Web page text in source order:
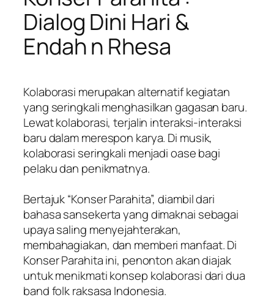
Dialog Dini Hari &
Endah n Rhesa
Kolaborasi merupakan alternatif kegiatan
yang seringkali menghasilkan gagasan baru.
Lewat kolaborasi, terjalin interaksi-interaksi
baru dalam merespon karya. Di musik,
kolaborasi seringkali menjadi oase bagi
pelaku dan penikmatnya.
Bertajuk “Konser Parahita”, diambil dari
bahasa sansekerta yang dimaknai sebagai
upaya saling menyejahterakan,
membahagiakan, dan memberi manfaat. Di
Konser Parahita ini, penonton akan diajak
untuk menikmati konsep kolaborasi dari dua
band folk raksasa Indonesia.